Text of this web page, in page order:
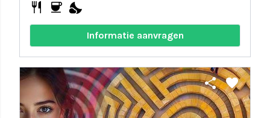
restaurant coffee nights_stay
Informatie aanvragen
share favorite